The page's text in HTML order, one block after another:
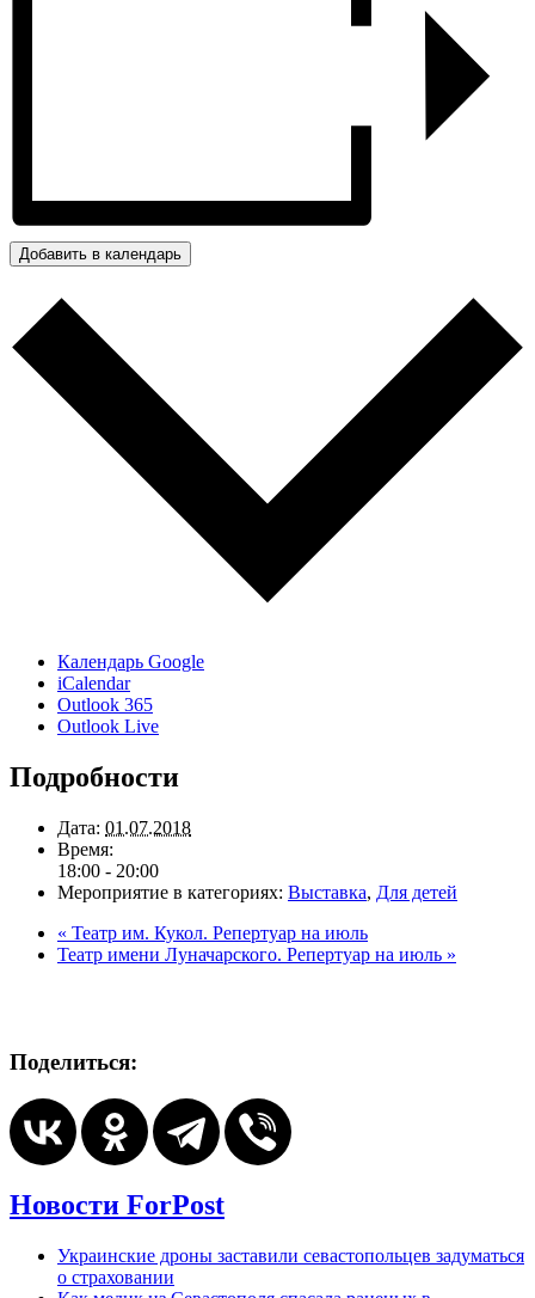
Добавить в календарь
Календарь Google
iCalendar
Outlook 365
Outlook Live
Подробности
Дата: 01.07.2018
Время:
18:00 - 20:00
Мероприятие в категориях: Выставка, Для детей
« Театр им. Кукол. Репертуар на июль
Театр имени Луначарского. Репертуар на июль »
Поделиться:
Новости ForPost
Украинские дроны заставили севастопольцев задуматься
о страховании